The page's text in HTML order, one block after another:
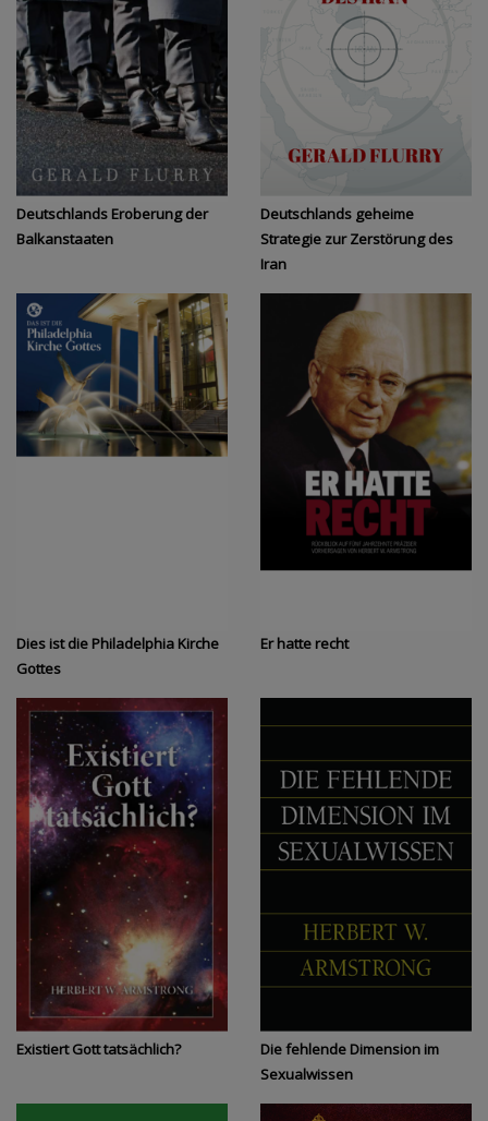
Deutschlands Eroberung der
Balkanstaaten
Deutschlands geheime
Strategie zur Zerstörung des
Iran
Dies ist die Philadelphia Kirche
Gottes
Er hatte recht
Existiert Gott tatsächlich?
Die fehlende Dimension im
Sexualwissen